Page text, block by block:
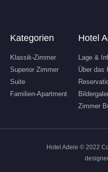
Kategorien
Klassik-Zimmer
Superior Zimmer
Suite
Familien-Apartment
Hotel
Lage &
Über das
Zimmer
Hotel Adele © 2022